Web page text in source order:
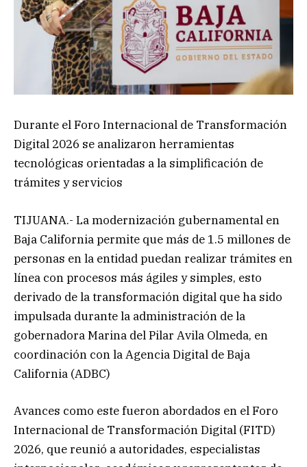
Durante el Foro Internacional de Transformación
Digital 2026 se analizaron herramientas
tecnológicas orientadas a la simplificación de
trámites y servicios
TIJUANA.- La modernización gubernamental en
Baja California permite que más de 1.5 millones de
personas en la entidad puedan realizar trámites en
línea con procesos más ágiles y simples, esto
derivado de la transformación digital que ha sido
impulsada durante la administración de la
gobernadora Marina del Pilar Avila Olmeda, en
coordinación con la Agencia Digital de Baja
California (ADBC)
Avances como este fueron abordados en el Foro
Internacional de Transformación Digital (FITD)
2026, que reunió a autoridades, especialistas